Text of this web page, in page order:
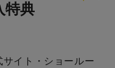
特典
イト・ショールー